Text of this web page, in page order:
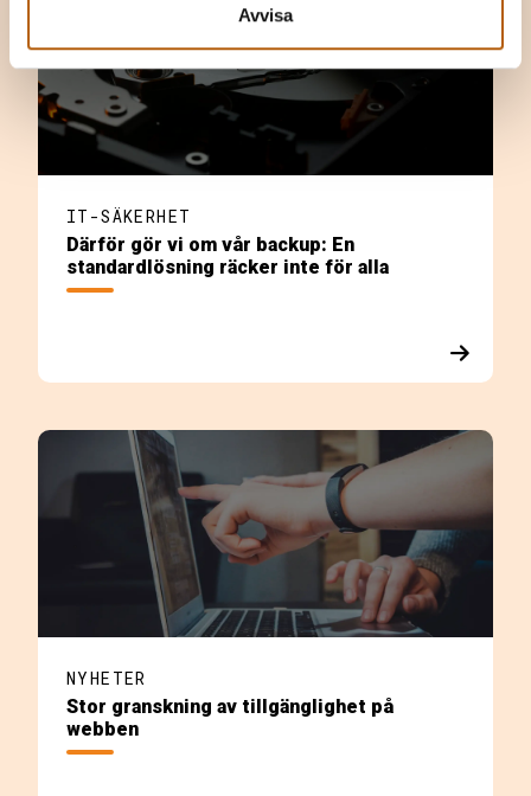
Avvisa
IT-SÄKERHET
Därför gör vi om vår backup: En
standardlösning räcker inte för alla
NYHETER
Stor granskning av tillgänglighet på
webben